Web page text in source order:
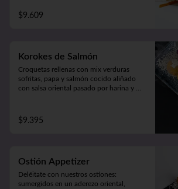
$9.609
Korokes de Salmón
Croquetas rellenas con mix verduras
sofritas, papa y salmón cocido aliñado
con salsa oriental pasado por harina y
(5unidades).
$9.395
Ostión Appetizer
Deléitate con nuestros ostiones:
sumergidos en un aderezo oriental,